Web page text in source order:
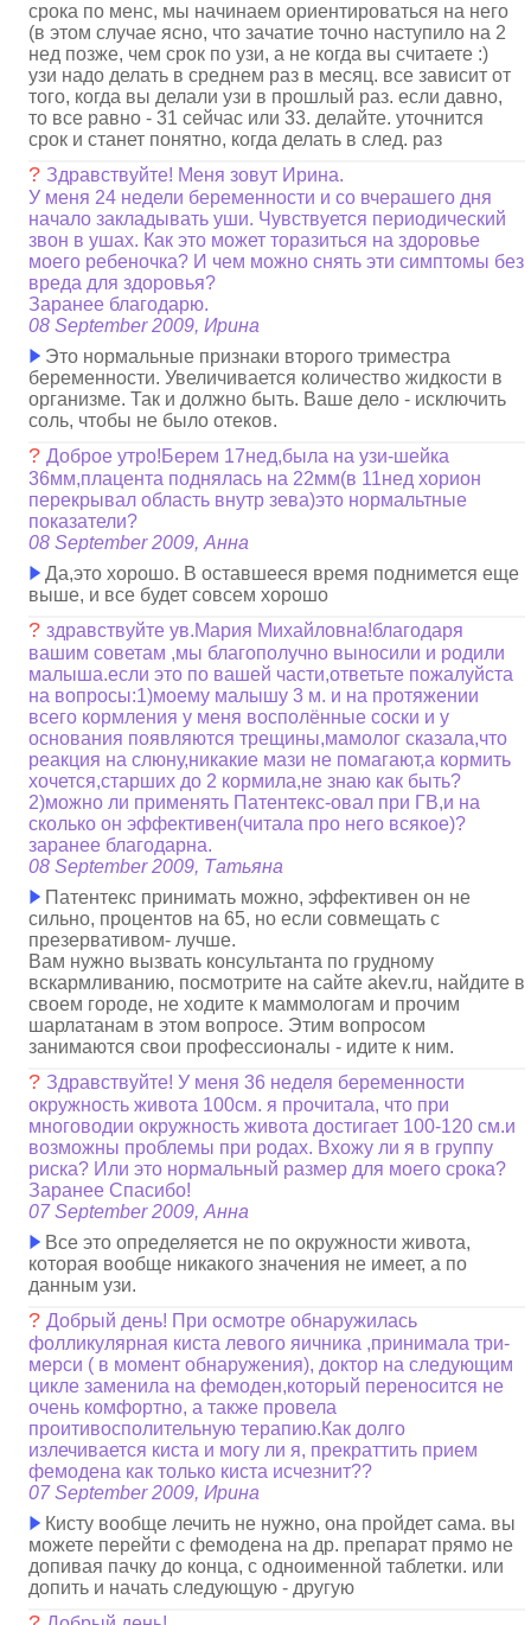
срока по менс, мы начинаем ориентироваться на него
(в этом случае ясно, что зачатие точно наступило на 2
нед позже, чем срок по узи, а не когда вы считаете :)
узи надо делать в среднем раз в месяц. все зависит от
того, когда вы делали узи в прошлый раз. если давно,
то все равно - 31 сейчас или 33. делайте. уточнится
срок и станет понятно, когда делать в след. раз
? Здравствуйте! Меня зовут Ирина.
У меня 24 недели беременности и со вчерашего дня
начало закладывать уши. Чувствуется периодический
звон в ушах. Как это может торазиться на здоровье
моего ребеночка? И чем можно снять эти симптомы без
вреда для здоровья?
Заранее благодарю.
08 September 2009, Ирина
Это нормальные признаки второго триместра
беременности. Увеличивается количество жидкости в
организме. Так и должно быть. Ваше дело - исключить
соль, чтобы не было отеков.
?Доброе утро!Берем 17нед,была на узи-шейка
36мм,плацента поднялась на 22мм(в 11нед хорион
перекрывал область внутр зева)это нормальтные
показатели?
08 September 2009, Анна
Да,это хорошо. В оставшееся время поднимется еще
выше, и все будет совсем хорошо
?здравствуйте ув.Мария Михайловна!благодаря
вашим советам ,мы благополучно выносили и родили
малыша.если это по вашей части,ответьте пожалуйста
на вопросы:1)моему малышу 3 м. и на протяжении
всего кормления у меня восполённые соски и у
основания появляются трещины,мамолог сказала,что
реакция на слюну,никакие мази не помагают,а кормить
хочется,старших до 2 кормила,не знаю как быть?
2)можно ли применять Патентекс-овал при ГВ,и на
сколько он эффективен(читала про него всякое)?
заранее благодарна.
08 September 2009, Татьяна
Патентекс принимать можно, эффективен он не
сильно, процентов на 65, но если совмещать с
презервативом- лучше.
Вам нужно вызвать консультанта по грудному
вскармливанию, посмотрите на сайте akev.ru, найдите в
своем городе, не ходите к маммологам и прочим
шарлатанам в этом вопросе. Этим вопросом
занимаются свои профессионалы - идите к ним.
? Здравствуйте! У меня 36 неделя беременности
окружность живота 100см. я прочитала, что при
многоводии окружность живота достигает 100-120 см.и
возможны проблемы при родах. Вхожу ли я в группу
риска? Или это нормальный размер для моего срока?
Заранее Спасибо!
07 September 2009, Анна
Все это определяется не по окружности живота,
которая вообще никакого значения не имеет, а по
данным узи.
?Добрый день! При осмотре обнаружилась
фолликулярная киста левого яичника ,принимала три-
мерси ( в момент обнаружения), доктор на следующим
цикле заменила на фемоден,который переносится не
очень комфортно, а также провела
проитивосполительную терапию.Как долго
излечивается киста и могу ли я, прекраттить прием
фемодена как только киста исчезнит??
07 September 2009, Ирина
Кисту вообще лечить не нужно, она пройдет сама. вы
можете перейти с фемодена на др. препарат прямо не
допивая пачку до конца, с одноименной таблетки. или
допить и начать следующую - другую